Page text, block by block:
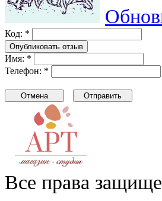
Код: *
Имя: *
Телефон: *
Все права